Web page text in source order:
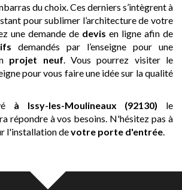
du choix. Ces derniers s’intègrent à
pour sublimer l’architecture de votre
une demande de devis en ligne afin de
demandés par l’enseigne pour une
projet neuf . Vous pourrez visiter le
pour vous faire une idée sur la qualité
à Issy-les-Moulineaux (92130) le
répondre à vos besoins. N'hésitez pas à
l'installation devotre porte d'entrée